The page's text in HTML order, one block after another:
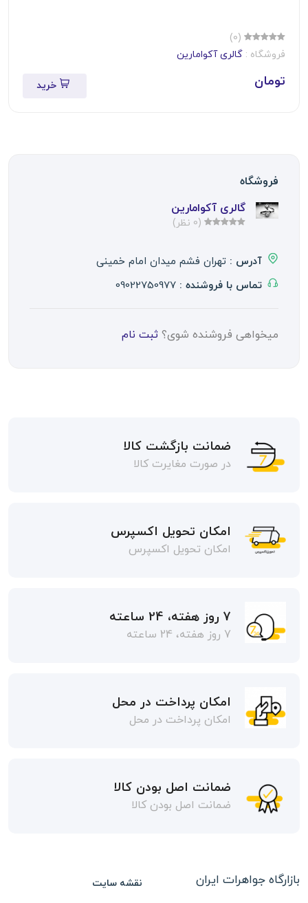
(0)
فروشگاه : گالری آکوامارین
تومان خرید
فروشگاه
گالری آکوامارین
(0 نظر)
آدرس : تهران فشم میدان امام خمینی
تماس با فروشنده : 09022750977
میخواهی فروشنده شوی؟ ثبت نام
ضمانت بازگشت کالا
در صورت مغایرت کالا
امکان تحویل اکسپرس
امکان تحویل اکسپرس
7 روز هفته، 24 ساعته
7 روز هفته، 24 ساعته
امکان پرداخت در محل
امکان پرداخت در محل
ضمانت اصل بودن کالا
ضمانت اصل بودن کالا
بازارگاه جواهرات ایران نقشه سایت